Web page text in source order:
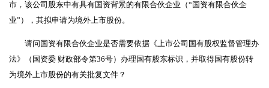
市，该公司股东中有具有国资背景的有限合伙企业（“国资有限合伙企
业”），其拟申请为境外上市股份。
请问国资有限合伙企业是否需要依据《上市公司国有股权监督管理办
法》（国资委 财政部令第36号）办理国有股东标识，并取得国有股份转
为境外上市股份的有关批复文件？